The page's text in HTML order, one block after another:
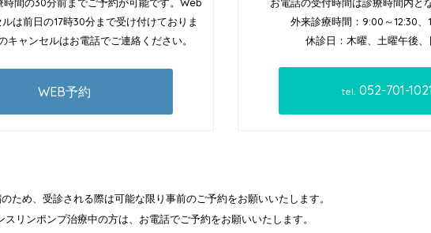
は前日の17時30分まで受け付けておりま
キャンセルはお電話でご連絡ください。
WEB予約
外来診療時間：9:00～12:30、
休診日：木曜、土曜午後、
tel. 052-701-1021
ため、受診される際は可能な限り事前のご予約をお願いいたします。
スリンポンプ治療中の方は、お電話でご予約をお願いいたします。